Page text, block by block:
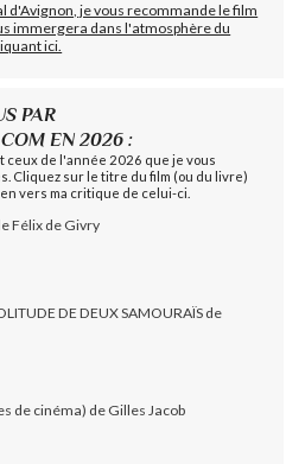
d'Avignon, je vous recommande le film
immergera dans l'atmosphère du
ici.
PAR
EN 2026 :
ceux de l'année 2026 que je vous
Cliquez sur le titre du film (ou du livre)
vers ma critique de celui-ci.
Félix de Givry
DE DEUX SAMOURAÏS de
de cinéma) de Gilles Jacob